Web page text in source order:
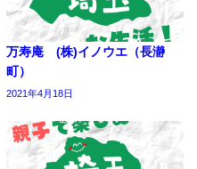
万寿庵 (株)イノウエ（長瀞
町）
2021年4月18日